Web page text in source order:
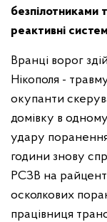
безпілотниками
реактивні
Вранці ворог
Нікополя -
окупанти
домівку в
удару поранення
години знову
РСЗВ на
осколкових
працівниця